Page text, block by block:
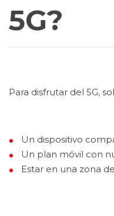
5G?
Para disfrutar del 5G,
Un dispositivo
Un plan móvil con
Estar en una zona